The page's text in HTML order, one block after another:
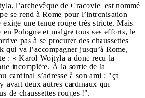
l’archevêque de Cracovie, est nommé
se rend à Rome pour l’intronisation
une tenue rouge très stricte. Mais
en Pologne et malgré tous ses efforts, le
pas à se procurer des chaussettes
qui va l’accompagner jusqu’à Rome,
: « Karol Wojtyla a donc reçu la
incomplète. À la sortie de la
cardinal s’adresse à son ami : "ça
avait deux autres cardinaux qui
de chaussettes rouges !".